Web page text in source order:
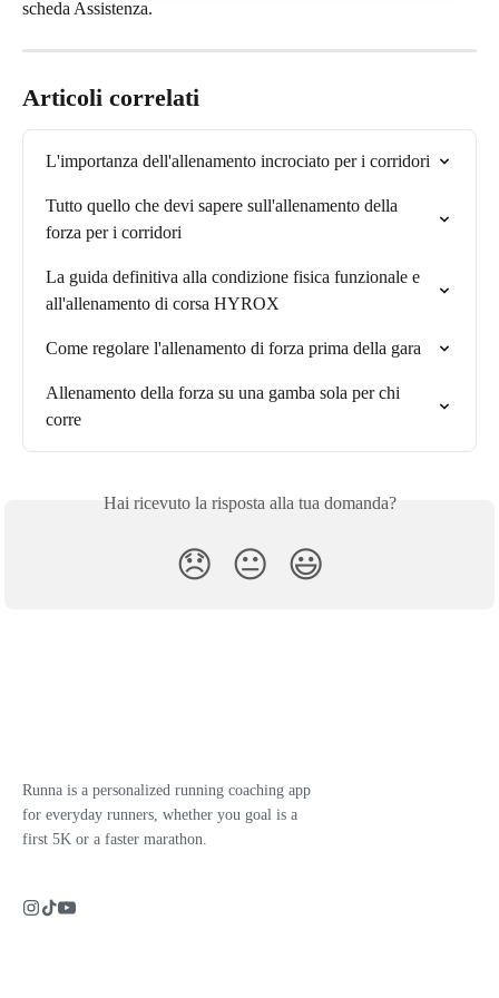
scheda Assistenza.
Articoli correlati
L'importanza dell'allenamento incrociato per i corridori
Tutto quello che devi sapere sull'allenamento della
forza per i corridori
La guida definitiva alla condizione fisica funzionale e
all'allenamento di corsa HYROX
Come regolare l'allenamento di forza prima della gara
Allenamento della forza su una gamba sola per chi
corre
Hai ricevuto la risposta alla tua domanda?
😞 😐 😃
Runna is a personalized running coaching app
for everyday runners, whether you goal is a
first 5K or a faster marathon.